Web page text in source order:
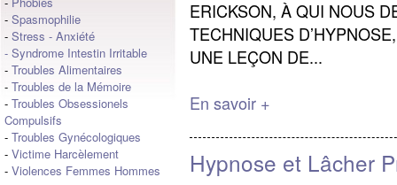
- Spasmophilie
- Stress - Anxiété
- Syndrome Intestin Irritable
- Troubles Alimentaires
- Troubles de la Mémoire
- Troubles Obsessionels
Compulsifs
- Troubles Gynécologiques
- Victime Harcèlement
- Violences Femmes Hommes
ERICKSON, À QUI NOUS
TECHNIQUES
UNE LEÇON DE...
En savoir +
Hypnose et Lâcher